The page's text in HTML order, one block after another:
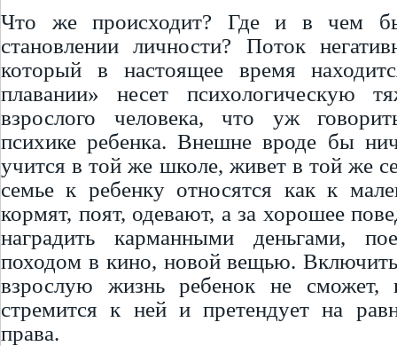
Что же происходит? Где и в чем
становлении личности? Поток
который в настоящее время
плавании» несет психологическую
взрослого человека, что уж
психике ребенка. Внешне вроде бы
учится в той же школе, живет в той же
семье к ребенку относятся как к
кормят, поят, одевают, а за хорошее
наградить карманными деньгами,
походом в кино, новой вещью.
взрослую жизнь ребенок не
стремится к ней и претендует на
права.